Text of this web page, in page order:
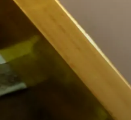
Zum
springen